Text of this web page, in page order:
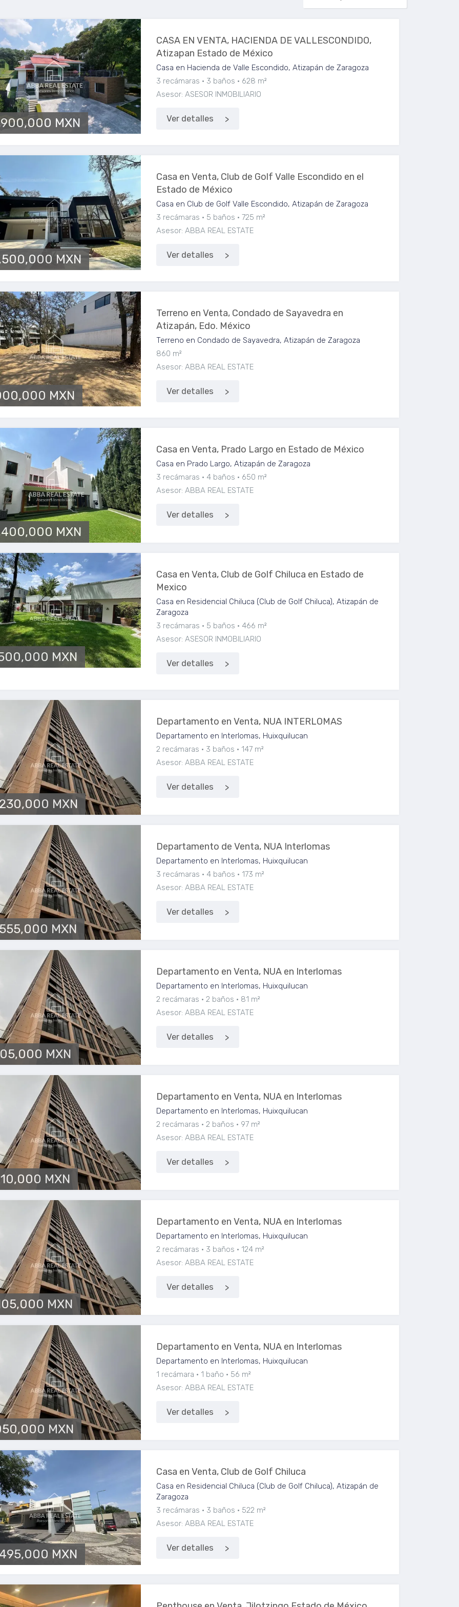
MXN
CASA EN VENTA, HACIENDA DE VALLESCONDIDO,
Atizapan Estado de México
Casa en Hacienda de Valle Escondido, Atizapán de Zaragoza
3 recámaras
3 baños
628 m²
Asesor: ASESOR INMOBILIARIO
Ver detalles
MXN
Casa en Venta, Club de Golf Valle Escondido en el
Estado de México
Casa en Club de Golf Valle Escondido, Atizapán de Zaragoza
3 recámaras
5 baños
725 m²
Asesor: ABBA REAL ESTATE
Ver detalles
MXN
Terreno en Venta, Condado de Sayavedra en
Atizapán, Edo. México
Terreno en Condado de Sayavedra, Atizapán de Zaragoza
860 m²
Asesor: ABBA REAL ESTATE
Ver detalles
MXN
Casa en Venta, Prado Largo en Estado de México
Casa en Prado Largo, Atizapán de Zaragoza
3 recámaras
4 baños
650 m²
Asesor: ABBA REAL ESTATE
Ver detalles
MXN
Casa en Venta, Club de Golf Chiluca en Estado de
Mexico
Casa en Residencial Chiluca (Club de Golf Chiluca), Atizapán de
Zaragoza
3 recámaras
5 baños
466 m²
Asesor: ASESOR INMOBILIARIO
Ver detalles
MXN
Departamento en Venta, NUA INTERLOMAS
Departamento en Interlomas, Huixquilucan
2 recámaras
3 baños
147 m²
Asesor: ABBA REAL ESTATE
Ver detalles
MXN
Departamento de Venta, NUA Interlomas
Departamento en Interlomas, Huixquilucan
3 recámaras
4 baños
173 m²
Asesor: ABBA REAL ESTATE
Ver detalles
MXN
Departamento en Venta, NUA en Interlomas
Departamento en Interlomas, Huixquilucan
2 recámaras
2 baños
81 m²
Asesor: ABBA REAL ESTATE
Ver detalles
MXN
Departamento en Venta, NUA en Interlomas
Departamento en Interlomas, Huixquilucan
2 recámaras
2 baños
97 m²
Asesor: ABBA REAL ESTATE
Ver detalles
MXN
Departamento en Venta, NUA en Interlomas
Departamento en Interlomas, Huixquilucan
2 recámaras
3 baños
124 m²
Asesor: ABBA REAL ESTATE
Ver detalles
MXN
Departamento en Venta, NUA en Interlomas
Departamento en Interlomas, Huixquilucan
1 recámara
1 baño
56 m²
Asesor: ABBA REAL ESTATE
Ver detalles
MXN
Casa en Venta, Club de Golf Chiluca
Casa en Residencial Chiluca (Club de Golf Chiluca), Atizapán de
Zaragoza
3 recámaras
3 baños
522 m²
Asesor: ABBA REAL ESTATE
Ver detalles